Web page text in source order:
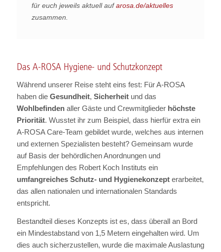
für euch jeweils aktuell aufarosa.de/aktuelles
zusammen.
Das A-ROSA Hygiene- und Schutzkonzept
Während unserer Reise steht eins fest: Für A-ROSA
haben die Gesundheit, Sicherheitund das
Wohlbefindenaller Gäste und Crewmitglieder höchste
Priorität. Wusstet ihr zum Beispiel, dass hierfür extra ein
A-ROSA Care-Team gebildet wurde, welches aus internen
und externen Spezialisten besteht? Gemeinsam wurde
auf Basis der behördlichen Anordnungen und
Empfehlungen des Robert Koch Instituts ein
umfangreiches Schutz- und Hygienekonzepterarbeitet,
das allen nationalen und internationalen Standards
entspricht.
Bestandteil dieses Konzepts ist es, dass überall an Bord
ein Mindestabstand von 1,5 Metern eingehalten wird. Um
dies auch sicherzustellen, wurde die maximale Auslastung